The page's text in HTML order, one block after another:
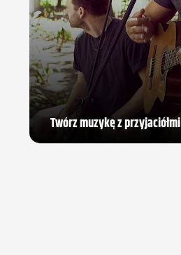
Twórz muzykę z przyjaciółmi